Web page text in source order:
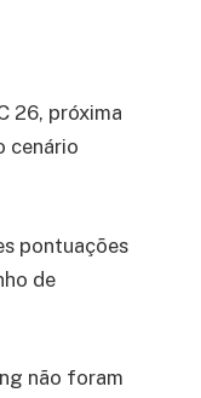
26, próxima
cenário
pontuações
de
não foram